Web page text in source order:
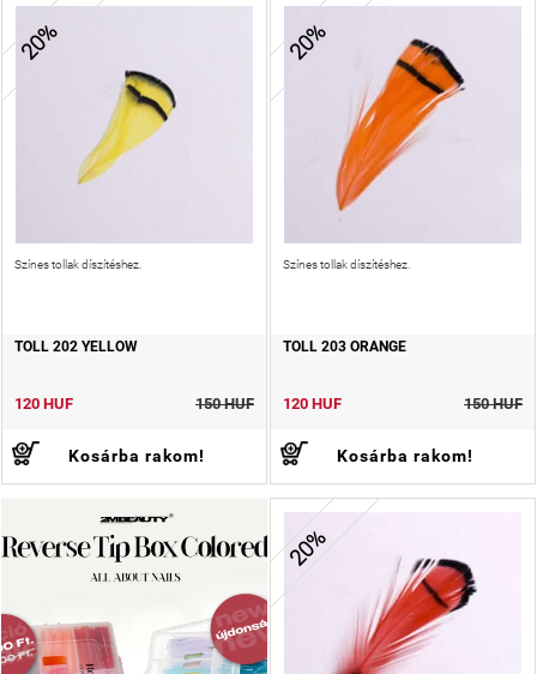
20%
Színes tollak díszítéshez.
TOLL 202 YELLOW
120 HUF 150 HUF
Kosárba rakom!
20%
Színes tollak díszítéshez.
TOLL 203 ORANGE
120 HUF 150 HUF
Kosárba rakom!
20%